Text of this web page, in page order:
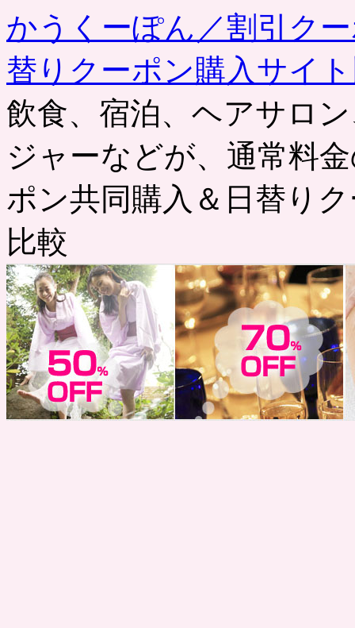
かうくーぽん／割引ク
替りクーポン購入サイ
飲食、宿泊、ヘアサロ
ジャーなどが、通常料
ポン共同購入＆日替り
比較